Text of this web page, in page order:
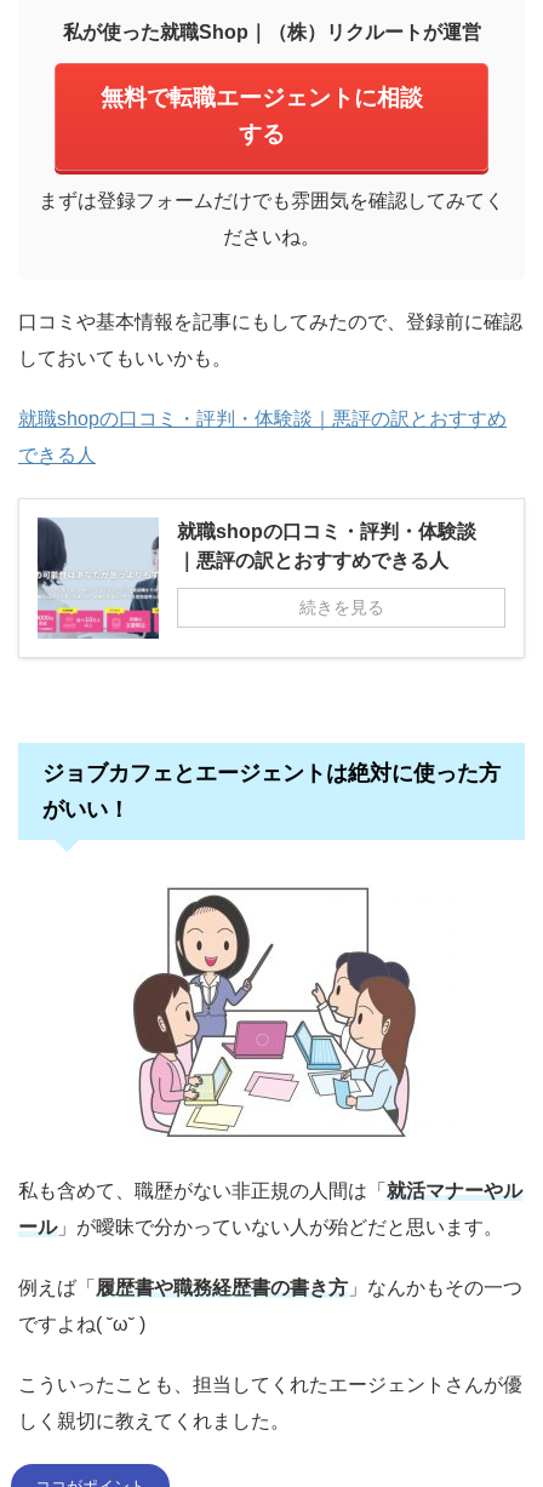
私が使った就職Shop｜（株）リクルートが運営
無料で転職エージェントに相談
する
まずは登録フォームだけでも雰囲気を確認してみてく
ださいね。
口コミや基本情報を記事にもしてみたので、登録前に確認
しておいてもいいかも。
就職shopの口コミ・評判・体験談｜悪評の訳とおすすめ
できる人
就職shopの口コミ・評判・体験談
｜悪評の訳とおすすめできる人
続きを見る
ジョブカフェとエージェントは絶対に使った方
がいい！
私も含めて、職歴がない非正規の人間は「 就活マナーやル
ール」が曖昧で分かっていない人が殆どだと思います。
例えば「 履歴書や職務経歴書の書き方 」なんかもその一つ
ですよね( ˘ω˘ )
こういったことも、担当してくれたエージェントさんが優
しく親切に教えてくれました。